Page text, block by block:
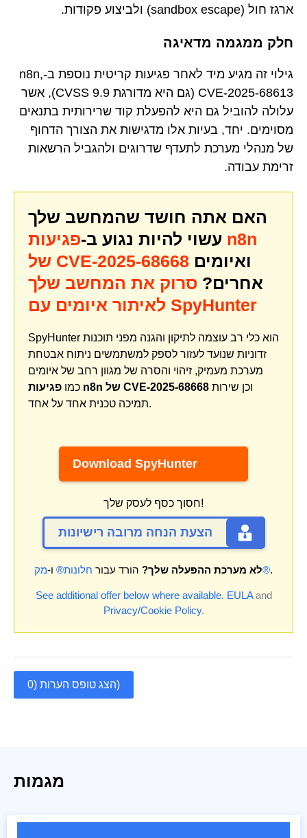
ארגז חול (sandbox escape) ולביצוע פקודות.
חלק ממגמה מדאיגה
גילוי זה מגיע מיד לאחר פגיעות קריטית נוספת ב-n8n,
CVE-2025-68613 (גם היא מדורגת 9.9 CVSS), אשר
עלולה להוביל גם היא להפעלת קוד שרירותית בתנאים
מסוימים. יחד, בעיות אלו מדגישות את הצורך הדחוף
של מנהלי מערכת לתעדף שדרוגים ולהגביל הרשאות
זרימת עבודה.
האם אתה חושד שהמחשב שלך
עשוי להיות נגוע ב-פגיעות n8n
של CVE-2025-68668
אחרים? סרוק את המחשב שלך
לאיתור איומים עם SpyHunter
SpyHunter הוא כלי רב עוצמה לתיקון והגנה מפני תוכנות
זדוניות שנועד לעזור לספק למשתמשים ניתוח אבטחת
מערכת מעמיק, זיהוי והסרה של מגוון רחב של איומים
כמו
פגיעות n8n של CVE-2025-68668
תמיכה טכנית אחד על אחד.
Download SpyHunter
חסוך כסף לעסק שלך!
הצעת הנחה מרובה רישיונות
לא מערכת ההפעלה שלך? הורד עבור חלונות® ו- מק®.
See additional offer below where available. EULAand
Privacy/Cookie Policy.
הצג טופס הערות (0)
מגמות